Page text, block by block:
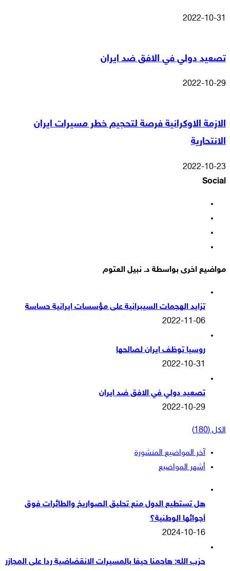
2022-10-31
تصعيد دولي في الافق ضد ايران
2022-10-29
الازمة الاوكرانية فرصة لتحجيم خطر مسيرات ايران
الانتحارية
2022-10-23
Social
مواضيع اخرى بواسطة د. نبيل العتوم
تزايد الهجمات السيبرانية على مؤسسات ايرانية حساسة
2022-11-06
روسيا توظف ايران لصالحها
2022-10-31
تصعيد دولي في الافق ضد ايران
2022-10-29
الكل (180)
آخر المواضيع المنشورة
أشهر المواضيع
هل تستطيع الدول منع تحليق الصواريخ والطائرات فوق
أجوائها الوطنية؟
2024-10-16
حزب الله: هاجمنا حيفا بالمسيرات الانقضاضية ردا على المجازر